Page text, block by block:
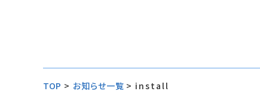
TOP > お知らせ一覧 > install